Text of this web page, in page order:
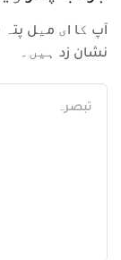
آپ کا ای میل
نشان زد ہیں۔